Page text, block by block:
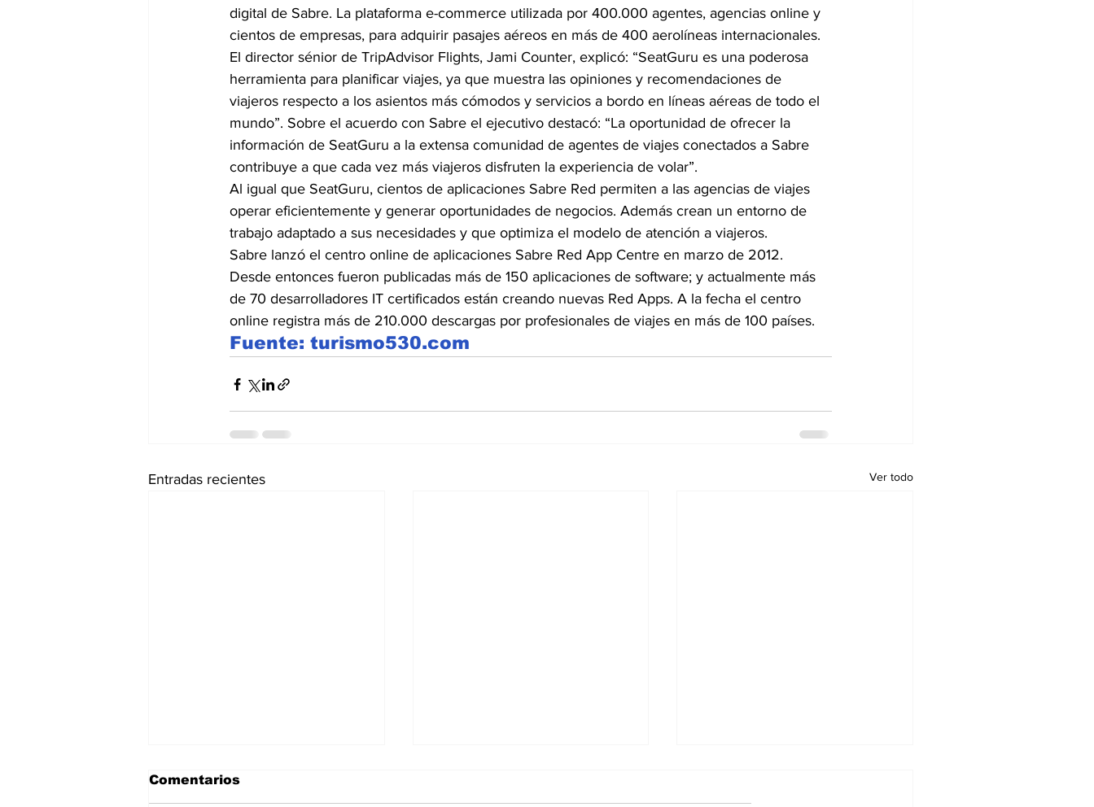
digital de Sabre. La plataforma e-commerce utilizada por 400.000 agentes, agencias online y
cientos de empresas, para adquirir pasajes aéreos en más de 400 aerolíneas internacionales.
El director sénior de TripAdvisor Flights, Jami Counter, explicó: “SeatGuru es una poderosa
herramienta para planificar viajes, ya que muestra las opiniones y recomendaciones de
viajeros respecto a los asientos más cómodos y servicios a bordo en líneas aéreas de todo el
mundo”. Sobre el acuerdo con Sabre el ejecutivo destacó: “La oportunidad de ofrecer la
información de SeatGuru a la extensa comunidad de agentes de viajes conectados a Sabre
contribuye a que cada vez más viajeros disfruten la experiencia de volar”.
Al igual que SeatGuru, cientos de aplicaciones Sabre Red permiten a las agencias de viajes
operar eficientemente y generar oportunidades de negocios. Además crean un entorno de
trabajo adaptado a sus necesidades y que optimiza el modelo de atención a viajeros.
Sabre lanzó el centro online de aplicaciones Sabre Red App Centre en marzo de 2012.
Desde entonces fueron publicadas más de 150 aplicaciones de software; y actualmente más
de 70 desarrolladores IT certificados están creando nuevas Red Apps. A la fecha el centro
online registra más de 210.000 descargas por profesionales de viajes en más de 100 países.
Fuente: turismo530.com
Entradas recientes Ver todo
Comentarios